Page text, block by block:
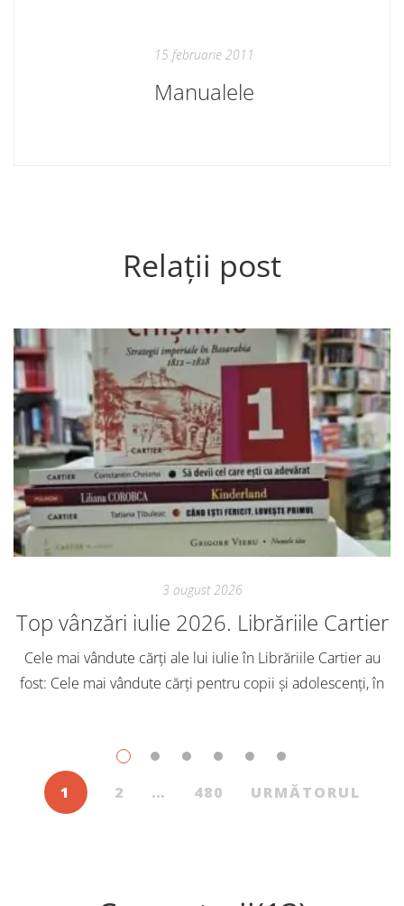
15 februarie 2011
Manualele
Relații post
3 august 2026
Top vânzări iulie 2026. Librăriile Cartier
Cele mai vândute cărți ale lui iulie în Librăriile Cartier au
fost: Cele mai vândute cărți pentru copii și adolescenți, în
1 2 … 480 URMĂTORUL